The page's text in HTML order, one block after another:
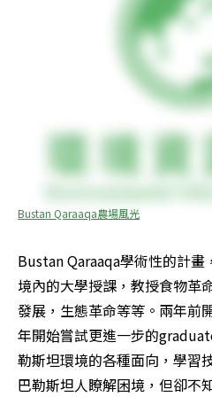
Bustan Qaraaqa農場風光
Bustan Qaraaqa學術性的計
境內的大學授課，教授食物革
發展，生態革命等等。兩年前
年開始嘗試更進一步的
勒斯坦環境的各種面向，學習
巴勒斯坦人瞭解困境，但卻不